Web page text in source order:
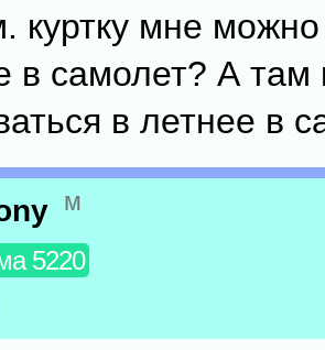
мне можно
в самолет? А там
в летнее в
м
5220